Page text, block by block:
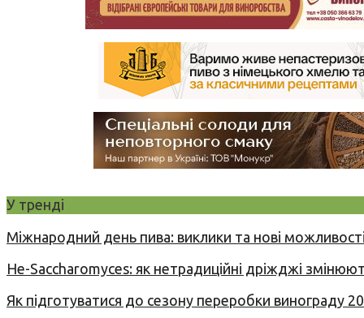
У тренді
Міжнародний день пива: виклики та нові можливості
Не-Saccharomyces: як нетрадиційні дріжджі
Як підготуватися до сезону переробки винограду